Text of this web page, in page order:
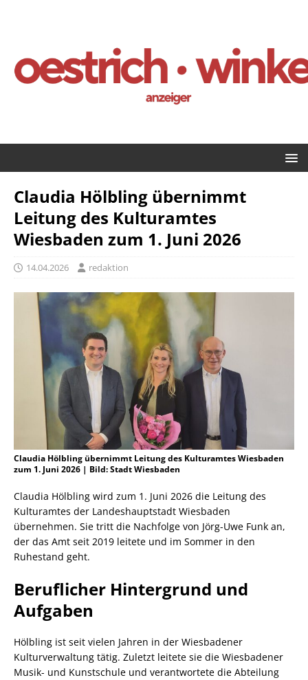
Claudia Hölbling übernimmt
Leitung des Kulturamtes
Wiesbaden zum 1. Juni 2026
14.04.2026 redaktion
Claudia Hölbling übernimmt Leitung des Kulturamtes Wiesbaden
zum 1. Juni 2026 | Bild: Stadt Wiesbaden
Claudia Hölbling wird zum 1. Juni 2026 die Leitung des
Kulturamtes der Landeshauptstadt Wiesbaden
übernehmen. Sie tritt die Nachfolge von Jörg-Uwe Funk an,
der das Amt seit 2019 leitete und im Sommer in den
Ruhestand geht.
Beruflicher Hintergrund und
Aufgaben
Hölbling ist seit vielen Jahren in der Wiesbadener
Kulturverwaltung tätig. Zuletzt leitete sie die Wiesbadener
Musik- und Kunstschule und verantwortete die Abteilung